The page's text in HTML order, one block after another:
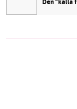
Den ”kalla